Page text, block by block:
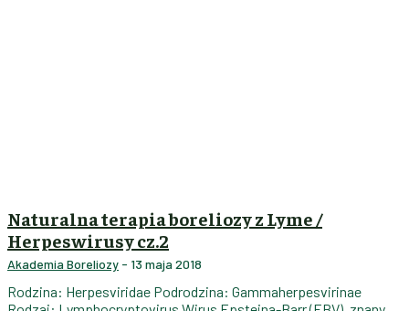
Naturalna terapia boreliozy z Lyme /
Herpeswirusy cz.2
Akademia Boreliozy - 13 maja 2018
Rodzina: Herpesviridae Podrodzina: Gammaherpesvirinae